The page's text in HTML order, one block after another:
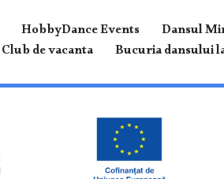
HobbyDance Events
Dansul
Club de vacanta Bucuria dansului